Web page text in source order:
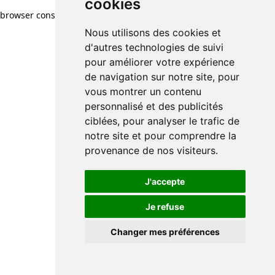
cookies
Nous utilisons des cookies et
d'autres technologies de suivi
pour améliorer votre expérience
de navigation sur notre site, pour
vous montrer un contenu
personnalisé et des publicités
ciblées, pour analyser le trafic de
notre site et pour comprendre la
provenance de nos visiteurs.
J'accepte
Je refuse
Changer mes préférences
browser console for more information)